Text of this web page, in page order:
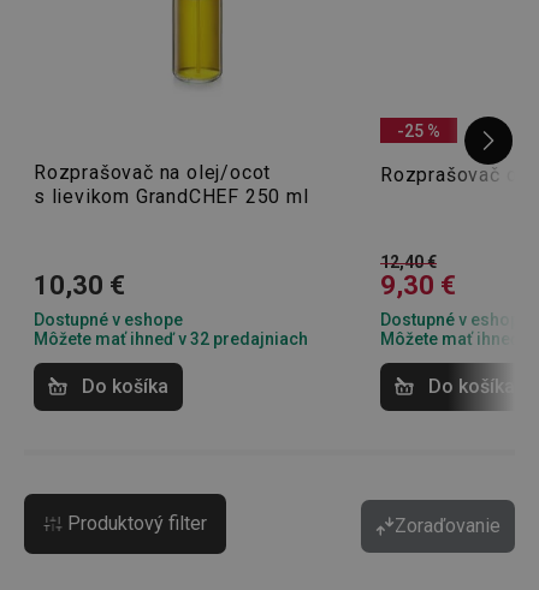
Rozprašovač na olej/ocot
s lievikom GrandCHEF 250 ml
10,30 €
Dostupné v eshope
Môžete mať ihneď v 32 predajniach
Do košíka
-25 %
Rozprašovač
12,40 €
9,30 €
Dostupné v eshope
Môžete mať ihneď
Do košíka
Produktový filter Zoraďovanie